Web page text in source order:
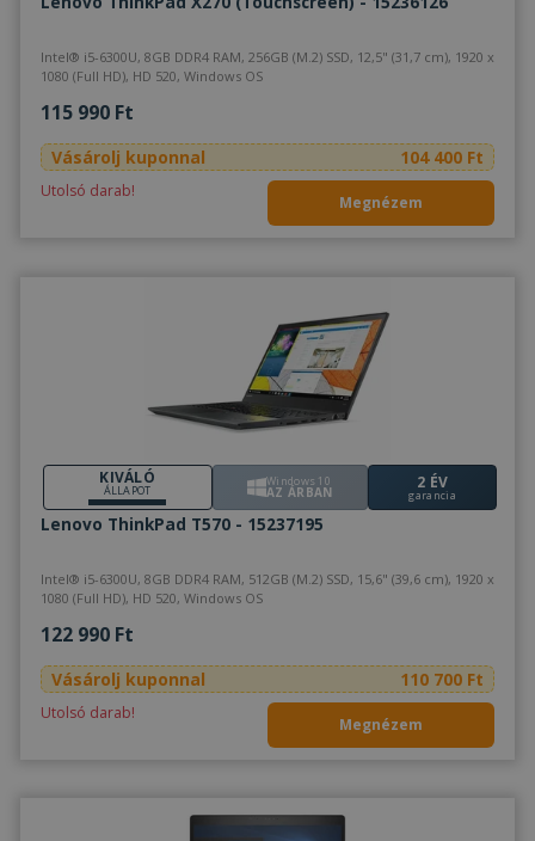
Intel® i5-6300U, 8GB DDR4 RAM, 256GB (M.2) SSD, 12,5" (31,7 cm), 1920 x
1080 (Full HD), HD 520, Windows OS
115 990 Ft
Vásárolj kuponnal 104 400 Ft
Utolsó darab!
Megnézem
KIVÁLÓ
ÁLLAPOT
Windows 10
AZ ÁRBAN 2 ÉV
garancia
Lenovo ThinkPad T570 - 15237195
Intel® i5-6300U, 8GB DDR4 RAM, 512GB (M.2) SSD, 15,6" (39,6 cm), 1920 x
1080 (Full HD), HD 520, Windows OS
122 990 Ft
Vásárolj kuponnal 110 700 Ft
Utolsó darab!
Megnézem